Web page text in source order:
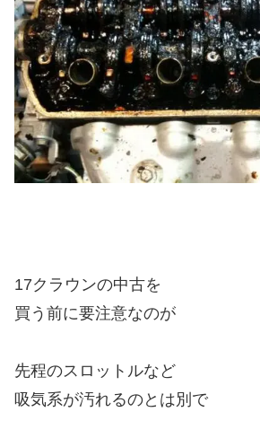
17クラウンの中古を
買う前に要注意なのが
先程のスロットルなど
吸気系が汚れるのとは別で